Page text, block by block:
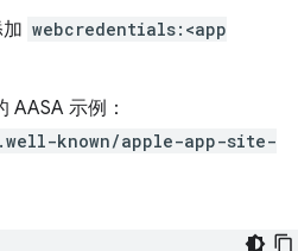
webcredentials:<app
AASA 示例：
known/apple-app-site-